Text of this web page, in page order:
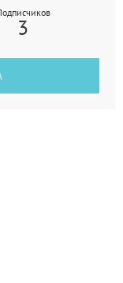
3